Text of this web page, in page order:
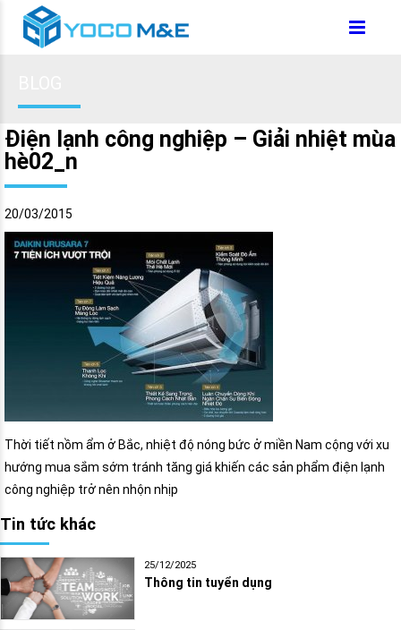
Điện lạnh công nghiệp – Giải nhiệt mùa
hè02_n
20/03/2015
Thời tiết nồm ẩm ở Bắc, nhiệt độ nóng bức ở miền Nam cộng với xu
hướng mua sắm sớm tránh tăng giá khiến các sản phẩm điện lạnh
công nghiệp trở nên nhộn nhịp
Tin tức khác
25/12/2025
Thông tin tuyển dụng